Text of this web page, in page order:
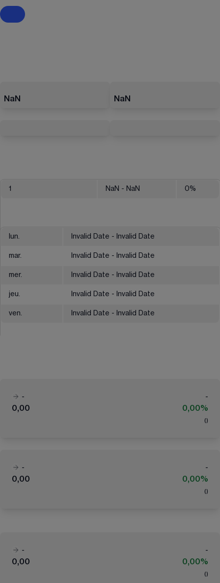
NaN NaN
1 NaN - NaN 0%
lun. Invalid Date - Invalid Date
mar. Invalid Date - Invalid Date
mer. Invalid Date - Invalid Date
jeu. Invalid Date - Invalid Date
ven. Invalid Date - Invalid Date
-
-
0,00
0,00%
( )
-
-
0,00
0,00%
( )
-
-
0,00
0,00%
( )